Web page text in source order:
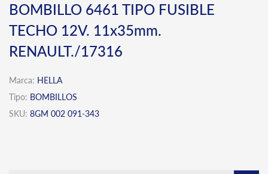
BOMBILLO 6461 TIPO FUSIBLE
TECHO 12V. 11x35mm.
RENAULT./17316
Marca: HELLA
Tipo: BOMBILLOS
SKU: 8GM 002 091-343